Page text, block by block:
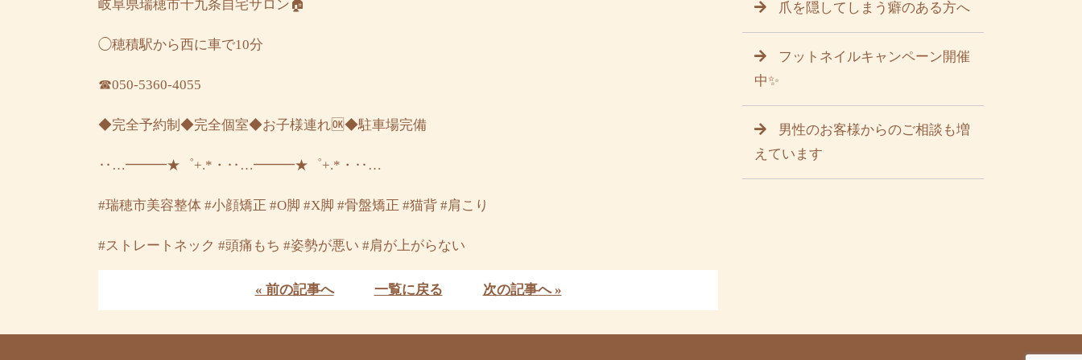
岐阜県瑞穂市十九条自宅サロン🏠
◯穂積駅から西に車で10分
☎︎050-5360-4055
◆完全予約制◆完全個室◆お子様連れ🆗◆駐車場完備
‥…━━━★゜+.*・‥…━━━★゜+.*・‥…
#瑞穂市美容整体 #小顔矯正 #O脚 #X脚 #骨盤矯正 #猫背 #肩こり
#ストレートネック #頭痛もち #姿勢が悪い #肩が上がらない
« 前の記事へ 一覧に戻る 次の記事へ »
爪を隠してしまう癖のある方へ
フットネイルキャンペーン開催
中✨
男性のお客様からのご相談も増
えています